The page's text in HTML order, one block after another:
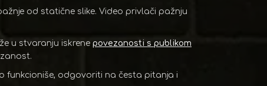
od statične slike. Video privlači pažnju
u stvaranju iskrene povezanosti s publikom
funkcioniše, odgovoriti na česta pitanja i